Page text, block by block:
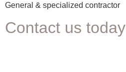
General & specialized contractor
Contact us today